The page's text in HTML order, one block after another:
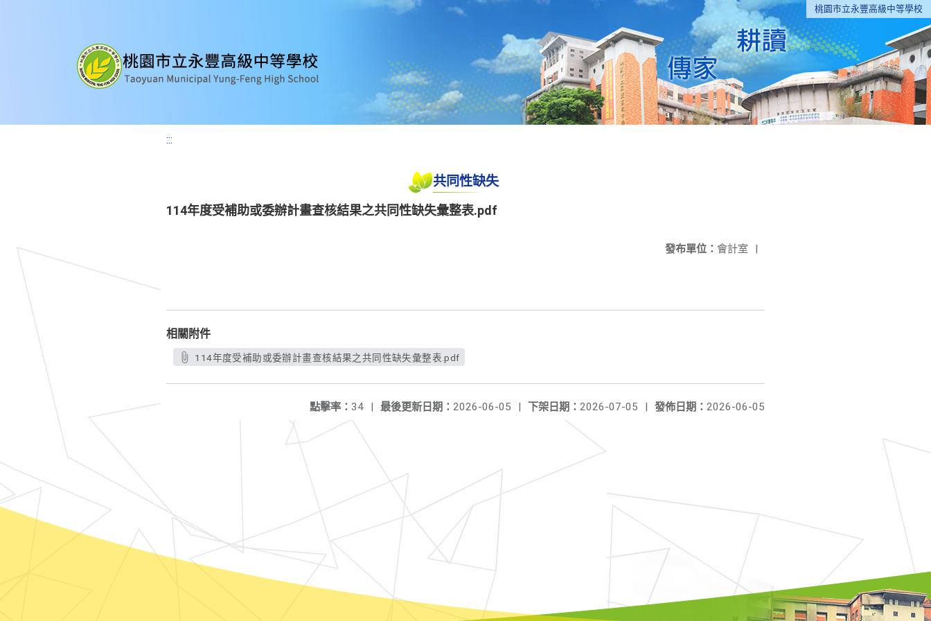
桃園市立永豐高級中等學校
:::
共同性缺失
114年度受補助或委辦計畫查核結果之共同性缺失彙整表.pdf
發布單位： 會計室 |
相關附件
114年度受補助或委辦計畫查核結果之共同性缺失彙整表.pdf
發佈日期： 2026-06-05
下架日期： 2026-07-05 |
最後更新日期： 2026-06-05 |
點擊率： 34 |